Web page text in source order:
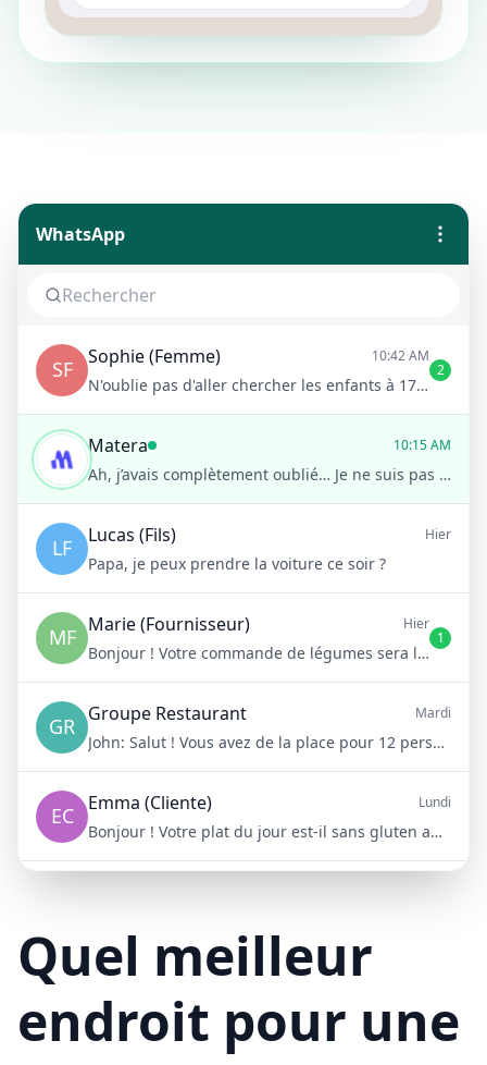
Quel meilleur
endroit pour une
WhatsApp
SF Sophie (Femme) 10:42 AM
N'oublie pas d'aller chercher les enfants à 17h !
2
Matera 10:15 AM
Ah, j’avais complètement oublié… Je ne suis pas sûr d’avoir le temps demain.
LF Lucas (Fils) Hier
Papa, je peux prendre la voiture ce soir ?
MF Marie (Fournisseur) Hier
Bonjour ! Votre commande de légumes sera livrée demain matin à 8h
1
GR Groupe Restaurant Mardi
John: Salut ! Vous avez de la place pour 12 personnes samedi soir ?
EC Emma (Cliente) Lundi
Bonjour ! Votre plat du jour est-il sans gluten aujourd'hui ?